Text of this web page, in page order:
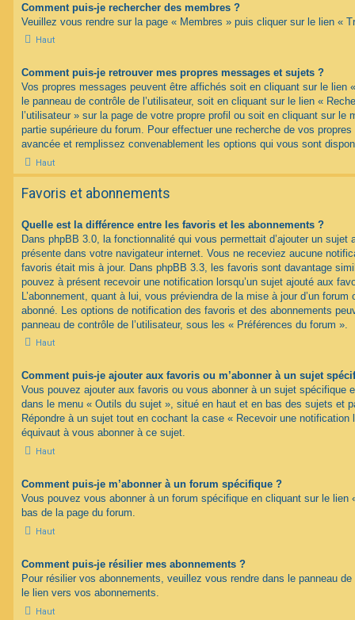
Comment puis-je rechercher des membres ?
Veuillez vous rendre sur la page « Membres » puis cliquer sur le lien «
Haut
Comment puis-je retrouver mes propres messages et sujets ?
Vos propres messages peuvent être affichés soit en cliquant sur le lien
le panneau de contrôle de l’utilisateur, soit en cliquant sur le lien «
l’utilisateur » sur la page de votre propre profil ou soit en cliquant sur le
partie supérieure du forum. Pour effectuer une recherche de vos
avancée et remplissez convenablement les options qui vous sont
Haut
Favoris et abonnements
Quelle est la différence entre les favoris et les abonnements ?
Dans phpBB 3.0, la fonctionnalité qui vous permettait d’ajouter un
présente dans votre navigateur internet. Vous ne receviez aucune
favoris était mis à jour. Dans phpBB 3.3, les favoris sont davantage
pouvez à présent recevoir une notification lorsqu’un sujet ajouté aux
L’abonnement, quant à lui, vous préviendra de la mise à jour d’un forum
abonné. Les options de notification des favoris et des abonnements
panneau de contrôle de l’utilisateur, sous les « Préférences du forum ».
Haut
Comment puis-je ajouter aux favoris ou m’abonner à un sujet
Vous pouvez ajouter aux favoris ou vous abonner à un sujet spécifique
dans le menu « Outils du sujet », situé en haut et en bas des sujets et
Répondre à un sujet tout en cochant la case « Recevoir une notification
équivaut à vous abonner à ce sujet.
Haut
Comment puis-je m’abonner à un forum spécifique ?
Vous pouvez vous abonner à un forum spécifique en cliquant sur le lien
bas de la page du forum.
Haut
Comment puis-je résilier mes abonnements ?
Pour résilier vos abonnements, veuillez vous rendre dans le panneau
le lien vers vos abonnements.
Haut